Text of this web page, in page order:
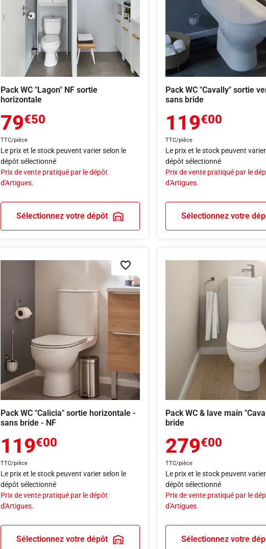
Pack WC "Lagon" NF sortie
horizontale
79€50
TTC/pièce
Le prix et le stock peuvent varier selon le
dépôt sélectionné
Prix de vente pratiqué par le dépôt
d'Artigues.
Sélectionnez votre dépôt
Pack WC "Cavally" sortie
sans bride
119€00
TTC/pièce
Le prix et le stock peuvent
dépôt sélectionné
Prix de vente pratiqué par le
d'Artigues.
Sélectionnez votre
Ajouter à la liste de souhaits
Pack WC "Calicia" sortie horizontale -
sans bride - NF
119€00
TTC/pièce
Le prix et le stock peuvent varier selon le
dépôt sélectionné
Prix de vente pratiqué par le dépôt
d'Artigues.
Sélectionnez votre dépôt
Pack WC & lave main
bride
279€00
TTC/pièce
Le prix et le stock peuvent
dépôt sélectionné
Prix de vente pratiqué par le
d'Artigues.
Sélectionnez votre